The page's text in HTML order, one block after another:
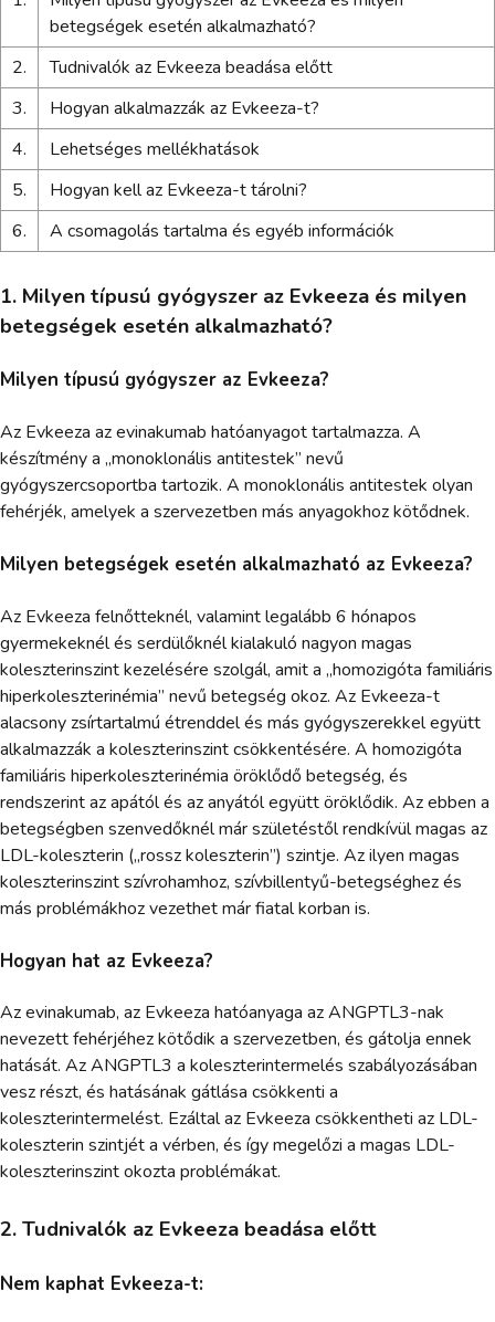
betegségek esetén alkalmazható?
2.
Tudnivalók az Evkeeza beadása előtt
3.
Hogyan alkalmazzák az Evkeeza-t?
4.
Lehetséges mellékhatások
5.
Hogyan kell az Evkeeza-t tárolni?
6.
A csomagolás tartalma és egyéb információk
1. Milyen típusú gyógyszer az Evkeeza és milyen
betegségek esetén alkalmazható?
Milyen típusú gyógyszer az Evkeeza?
Az Evkeeza az evinakumab hatóanyagot tartalmazza. A
készítmény a „monoklonális antitestek” nevű
gyógyszercsoportba tartozik. A monoklonális antitestek olyan
fehérjék, amelyek a szervezetben más anyagokhoz kötődnek.
Milyen betegségek esetén alkalmazható az Evkeeza?
Az Evkeeza felnőtteknél, valamint legalább 6 hónapos
gyermekeknél és serdülőknél kialakuló nagyon magas
koleszterinszint kezelésére szolgál, amit a „homozigóta familiáris
hiperkoleszterinémia” nevű betegség okoz. Az Evkeeza-t
alacsony zsírtartalmú étrenddel és más gyógyszerekkel együtt
alkalmazzák a koleszterinszint csökkentésére. A homozigóta
familiáris hiperkoleszterinémia öröklődő betegség, és
rendszerint az apától és az anyától együtt öröklődik. Az ebben a
betegségben szenvedőknél már születéstől rendkívül magas az
LDL-koleszterin („rossz koleszterin”) szintje. Az ilyen magas
koleszterinszint szívrohamhoz, szívbillentyű-betegséghez és
más problémákhoz vezethet már fiatal korban is.
Hogyan hat az Evkeeza?
Az evinakumab, az Evkeeza hatóanyaga az ANGPTL3-nak
nevezett fehérjéhez kötődik a szervezetben, és gátolja ennek
hatását. Az ANGPTL3 a koleszterintermelés szabályozásában
vesz részt, és hatásának gátlása csökkenti a
koleszterintermelést. Ezáltal az Evkeeza csökkentheti az LDL-
koleszterin szintjét a vérben, és így megelőzi a magas LDL-
koleszterinszint okozta problémákat.
2. Tudnivalók az Evkeeza beadása előtt
Nem kaphat Evkeeza-t: